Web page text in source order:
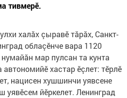
тивмерӗ.
халăх çыравӗ тăрăх, Санкт-
облаçӗнче вара 1120
мар пулсан та кунта
хастар ӗçлет: тӗрлӗ
нацисен хушшинчи уявсене
уявӗсем йӗркелет. Ленинград